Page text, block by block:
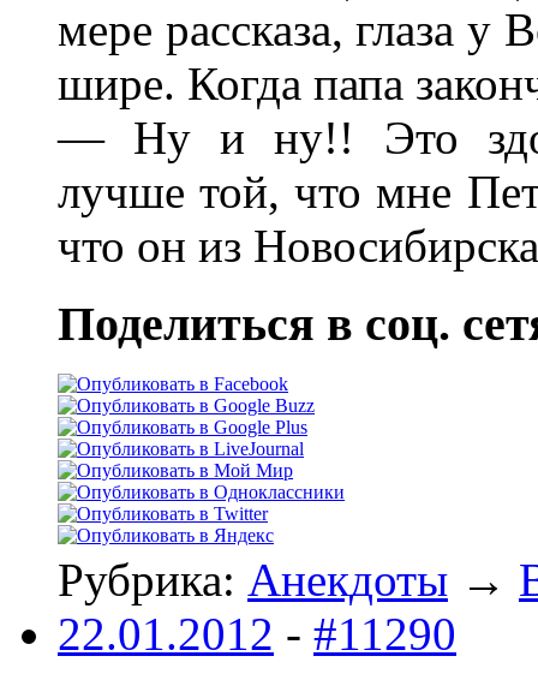
мере рассказа, глаза у
шире. Когда папа
— Ну и ну!! Это
лучше той, что мне
что он из
Поделиться в соц.
Рубрика: Анекдоты →
22.01.2012 - #11290